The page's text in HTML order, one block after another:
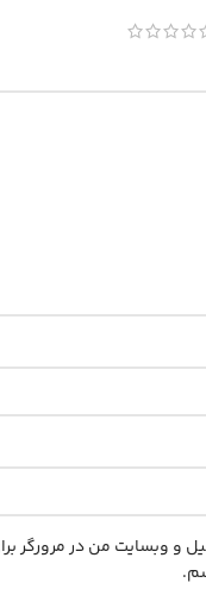
و وبسایت من در مرورگر